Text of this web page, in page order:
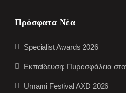
Πρόσφατα Νέα
Specialist Awards 2026
Εκπαίδευση: Πυρασφάλεια
Umami Festival AXD 2026